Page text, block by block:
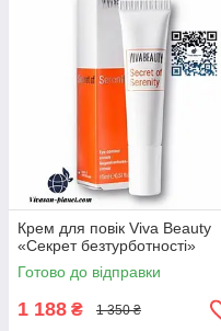
Крем для повік Viva Beauty
«Секрет безтурботності»
Готово до відправки
1 188 ₴ 1 350 ₴